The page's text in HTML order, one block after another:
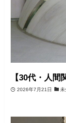
【30代・人
2026年7月21日 未